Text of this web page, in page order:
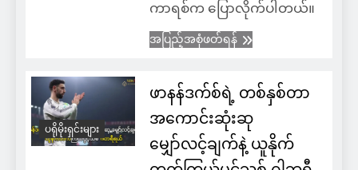
ကာရစ်က ပြောလိုက်ပါတယ်။
အပြည့်အစုံဖတ်ရန်
ပရိုမိုးရှင်းများ
ဖာနန်ဒက်စ်ရဲ့ တစ်နှစ်တာ
အကောင်းဆုံးဆု
မျှော်လင့်ချက်နဲ့ ယူနိုက်